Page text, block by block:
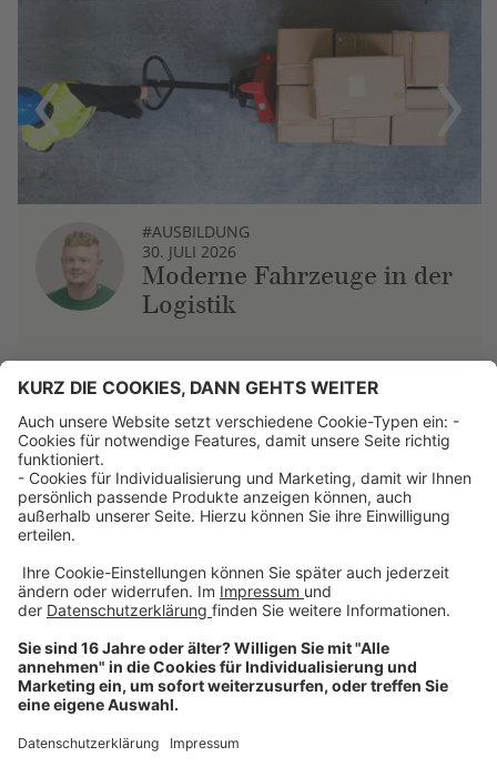
Previous
#AUSBILDUNG
30. JULI 2026
Moderne Fahrzeuge in der
Logistik
Next
Über uns
Dehner Unternehmen
Jobs bei Dehner